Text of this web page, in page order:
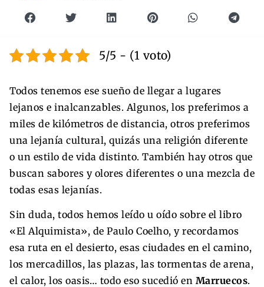
5/5 - (1 voto)
Todos tenemos ese sueño de llegar a lugares
lejanos e inalcanzables. Algunos, los preferimos a
miles de kilómetros de distancia, otros preferimos
una lejanía cultural, quizás una religión diferente
o un estilo de vida distinto. También hay otros que
buscan sabores y olores diferentes o una mezcla de
todas esas lejanías.
Sin duda, todos hemos leído u oído sobre el libro
«El Alquimista», de Paulo Coelho, y recordamos
esa ruta en el desierto, esas ciudades en el camino,
los mercadillos, las plazas, las tormentas de arena,
el calor, los oasis… todo eso sucedió en Marruecos.